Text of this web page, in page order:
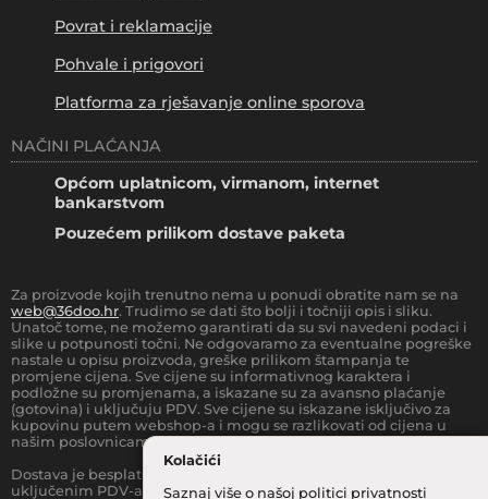
Kolačići
Saznaj više o našoj politici privatnosti
Povrat i reklamacije
Pohvale i prigovori
Platforma za rješavanje online sporova
NAČINI PLAĆANJA
Općom uplatnicom, virmanom, internet
bankarstvom
Pouzećem prilikom dostave paketa
Za proizvode kojih trenutno nema u ponudi obratite nam se na
web@36doo.hr. Trudimo se dati što bolji i točniji opis i sliku.
Unatoč tome, ne možemo garantirati da su svi navedeni podaci i
slike u potpunosti točni. Ne odgovaramo za eventualne pogreške
nastale u opisu proizvoda, greške prilikom štampanja te
promjene cijena. Sve cijene su informativnog karaktera i
podložne su promjenama, a iskazane su za avansno plaćanje
(gotovina) i uključuju PDV. Sve cijene su iskazane isključivo za
kupovinu putem webshop-a i mogu se razlikovati od cijena u
našim poslovnicama.
Dostava je besplatna za sve narudžbe iznad
uključenim PDV-a) za Zonu 1 (cijela RH, osim otoka).Prilikom